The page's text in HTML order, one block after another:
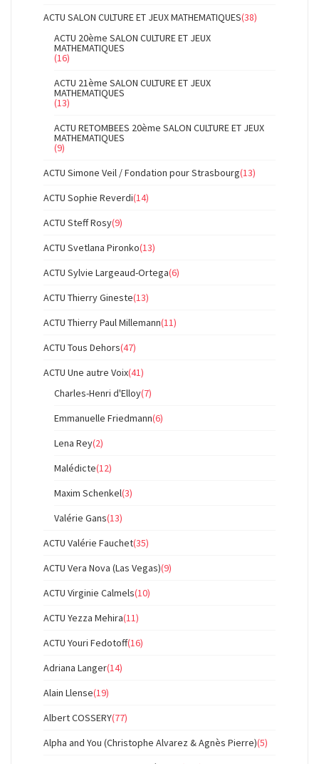
ACTU SALON CULTURE ET JEUX MATHEMATIQUES(38)
ACTU 20ème SALON CULTURE ET JEUX
MATHEMATIQUES
(16)
ACTU 21ème SALON CULTURE ET JEUX
MATHEMATIQUES
(13)
ACTU RETOMBEES 20ème SALON CULTURE ET JEUX
MATHEMATIQUES
(9)
ACTU Simone Veil / Fondation pour Strasbourg(13)
ACTU Sophie Reverdi(14)
ACTU Steff Rosy(9)
ACTU Svetlana Pironko(13)
ACTU Sylvie Largeaud-Ortega(6)
ACTU Thierry Gineste(13)
ACTU Thierry Paul Millemann(11)
ACTU Tous Dehors(47)
ACTU Une autre Voix(41)
Charles-Henri d'Elloy(7)
Emmanuelle Friedmann(6)
Lena Rey(2)
Malédicte(12)
Maxim Schenkel(3)
Valérie Gans(13)
ACTU Valérie Fauchet(35)
ACTU Vera Nova (Las Vegas)(9)
ACTU Virginie Calmels(10)
ACTU Yezza Mehira(11)
ACTU Youri Fedotoff(16)
Adriana Langer(14)
Alain Llense(19)
Albert COSSERY(77)
Alpha and You (Christophe Alvarez & Agnès Pierre)(5)